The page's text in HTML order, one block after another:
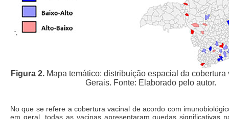
Figura 2.Mapa temático: distribuição espacial da cobertura
Gerais. Fonte: Elaborado pelo autor.
No que se refere a cobertura vacinal de acordo com
em geral, todas as vacinas apresentaram quedas significativas